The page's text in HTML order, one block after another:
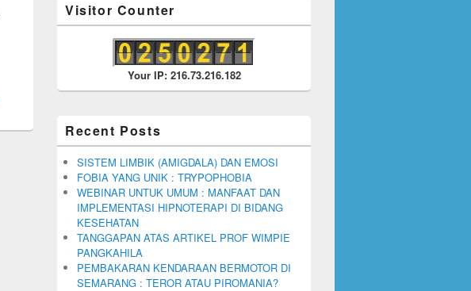
Visitor Counter
Your IP: 216.73.216.182
Recent Posts
SISTEM LIMBIK (AMIGDALA) DAN EMOSI
FOBIA YANG UNIK : TRYPOPHOBIA
WEBINAR UNTUK UMUM : MANFAAT DAN
IMPLEMENTASI HIPNOTERAPI DI BIDANG
KESEHATAN
TANGGAPAN ATAS ARTIKEL PROF WIMPIE
PANGKAHILA
PEMBAKARAN KENDARAAN BERMOTOR DI
SEMARANG : TEROR ATAU PIROMANIA?